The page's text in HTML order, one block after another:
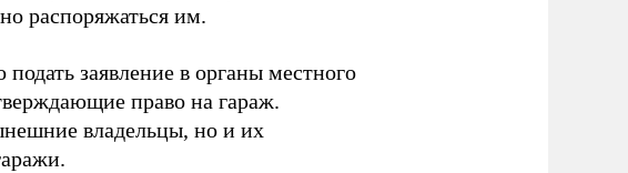
распоряжаться им.
заявление в органы местного
право на гараж.
владельцы, но и их